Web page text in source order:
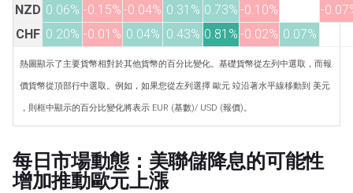
NZD 0.06% -0.15% -0.04% 0.31% 0.73% -0.10%
-
CHF 0.20% -0.01% 0.04% 0.43% 0.81% -0.02% 0.07%
熱圖顯示了主要貨幣相對於其他貨幣的百分比變化。基礎貨幣從左列中選取，而報
價貨幣從頂部行中選取。例如，如果您從左列選擇 歐元 竝沿著水平線移動到 美元
，則框中顯示的百分比變化將表示 EUR (基數)/ USD (報價)。
每日市場動態：美聯儲降息的可能性
增加推動歐元上漲